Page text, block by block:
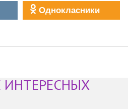
Однокласники